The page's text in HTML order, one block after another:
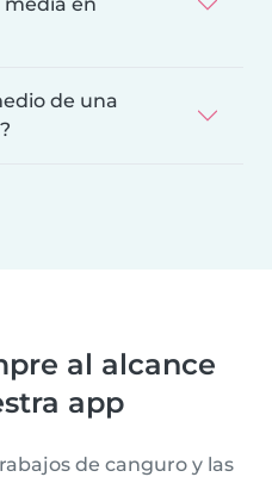
de una
al alcance
app
de canguro y las